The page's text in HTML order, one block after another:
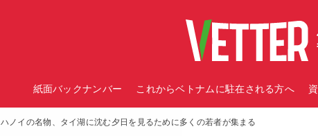
紙面バックナンバー これからベトナムに駐在される方へ
ハノイの名物、タイ湖に沈む夕日を見るために多くの若者が集まる